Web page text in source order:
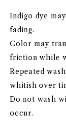
Indigo dye
fading.
Color may
friction while
Repeated
whitish over
Do not wash
occur.